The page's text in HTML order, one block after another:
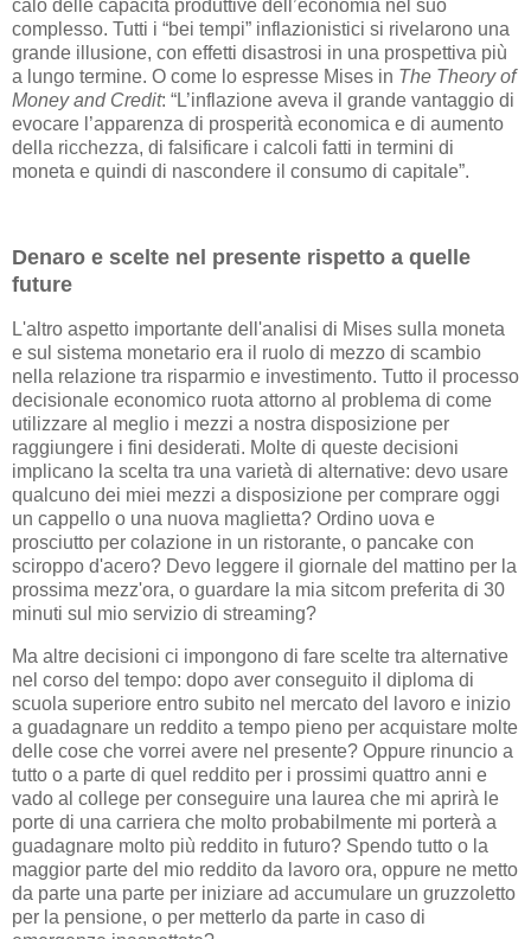
calo delle capacità produttive dell’economia nel suo
complesso. Tutti i “bei tempi” inflazionistici si rivelarono una
grande illusione, con effetti disastrosi in una prospettiva più
a lungo termine. O come lo espresse Mises in The Theory of
Money and Credit: “L’inflazione aveva il grande vantaggio di
evocare l’apparenza di prosperità economica e di aumento
della ricchezza, di falsificare i calcoli fatti in termini di
moneta e quindi di nascondere il consumo di capitale”.
Denaro e scelte nel presente rispetto a quelle
future
L'altro aspetto importante dell'analisi di Mises sulla moneta
e sul sistema monetario era il ruolo di mezzo di scambio
nella relazione tra risparmio e investimento. Tutto il processo
decisionale economico ruota attorno al problema di come
utilizzare al meglio i mezzi a nostra disposizione per
raggiungere i fini desiderati. Molte di queste decisioni
implicano la scelta tra una varietà di alternative: devo usare
qualcuno dei miei mezzi a disposizione per comprare oggi
un cappello o una nuova maglietta? Ordino uova e
prosciutto per colazione in un ristorante, o pancake con
sciroppo d'acero? Devo leggere il giornale del mattino per la
prossima mezz'ora, o guardare la mia sitcom preferita di 30
minuti sul mio servizio di streaming?
Ma altre decisioni ci impongono di fare scelte tra alternative
nel corso del tempo: dopo aver conseguito il diploma di
scuola superiore entro subito nel mercato del lavoro e inizio
a guadagnare un reddito a tempo pieno per acquistare molte
delle cose che vorrei avere nel presente? Oppure rinuncio a
tutto o a parte di quel reddito per i prossimi quattro anni e
vado al college per conseguire una laurea che mi aprirà le
porte di una carriera che molto probabilmente mi porterà a
guadagnare molto più reddito in futuro? Spendo tutto o la
maggior parte del mio reddito da lavoro ora, oppure ne metto
da parte una parte per iniziare ad accumulare un gruzzoletto
per la pensione, o per metterlo da parte in caso di